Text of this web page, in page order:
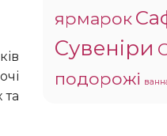
та
ярмарок
Сувеніри
подорожі